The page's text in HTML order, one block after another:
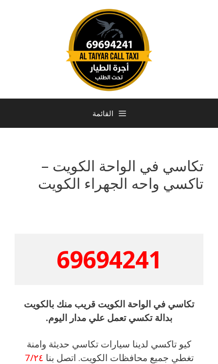
القائمة
تكاسي في الواحة الكويت –
تاكسي واحه الجهراء الكويت
69694241
تكاسي في الواحة الكويت قريب منك بالكويت
بدالة تكسي تعمل علي مدار اليوم.
كيو تاكسي لدينا سيارات تكاسي حديثة وامنة
تغطي جميع محافظات الكويت. اتصل بنا 7/٢٤